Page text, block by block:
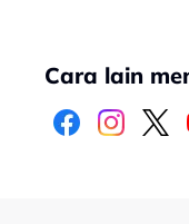
Cara lain